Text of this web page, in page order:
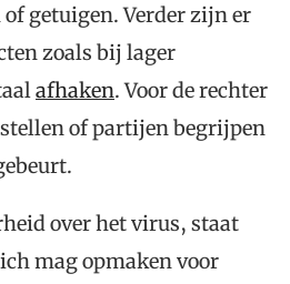
getuigen. Verder zijn er
zoals bij lager
afhaken. Voor de rechter
of partijen begrijpen
over het virus, staat
mag opmaken voor